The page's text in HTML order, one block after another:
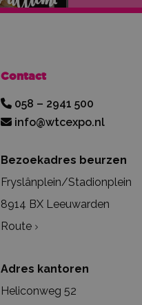
Contact
058 – 2941 500
info@wtcexpo.nl
Bezoekadres beurzen
Fryslânplein/Stadionplein
8914 BX Leeuwarden
Route
Adres kantoren
Heliconweg 52